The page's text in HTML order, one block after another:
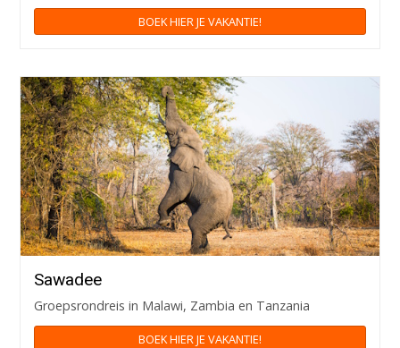
BOEK HIER JE VAKANTIE!
Sawadee
Groepsrondreis in Malawi, Zambia en Tanzania
BOEK HIER JE VAKANTIE!